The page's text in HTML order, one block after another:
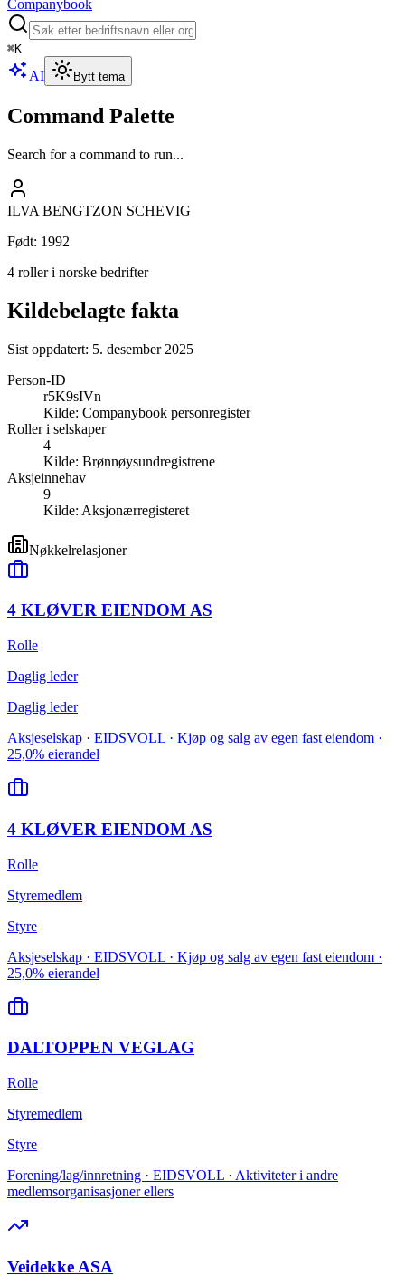
Companybook
⌘K
AI Bytt tema
Command Palette
Search for a command to run...
ILVA BENGTZON SCHEVIG
Født: 1992
4 roller i norske bedrifter
Kildebelagte fakta
Sist oppdatert: 5. desember 2025
Person-ID
r5K9sIVn
Kilde: Companybook personregister
Roller i selskaper
4
Kilde: Brønnøysundregistrene
Aksjeinnehav
9
Kilde: Aksjonærregisteret
Nøkkelrelasjoner
4 KLØVER EIENDOM AS
Rolle
Daglig leder
Daglig leder
Aksjeselskap · EIDSVOLL · Kjøp og salg av egen fast eiendom ·
25,0% eierandel
4 KLØVER EIENDOM AS
Rolle
Styremedlem
Styre
Aksjeselskap · EIDSVOLL · Kjøp og salg av egen fast eiendom ·
25,0% eierandel
DALTOPPEN VEGLAG
Rolle
Styremedlem
Styre
Forening/lag/innretning · EIDSVOLL · Aktiviteter i andre
medlemsorganisasjoner ellers
Veidekke ASA